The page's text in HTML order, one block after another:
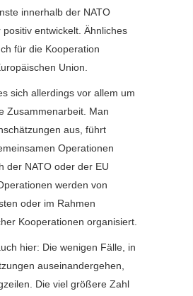
innerhalb der NATO
positiv entwickelt. Ähnliches
für die Kooperation
Union.
sich allerdings vor allem um
Zusammenarbeit. Man
aus, führt
Operationen
der NATO oder der EU
werden von
oder im Rahmen
Kooperationen organisiert.
hier: Die wenigen Fälle, in
auseinandergehen,
Die viel größere Zahl